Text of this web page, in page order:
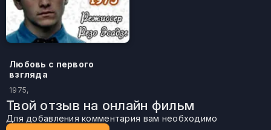
Любовь с первого
взгляда
1975,
Твой отзыв на онлайн фильм
Для добавления комментария вам необходимо